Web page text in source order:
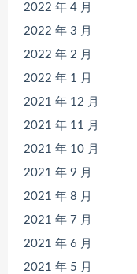
2022 年 4 月
2022 年 3 月
2022 年 2 月
2022 年 1 月
2021 年 12 月
2021 年 11 月
2021 年 10 月
2021 年 9 月
2021 年 8 月
2021 年 7 月
2021 年 6 月
2021 年 5 月